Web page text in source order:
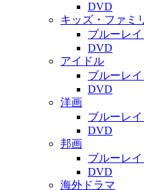
DVD
キッズ・ファミ
ブルーレイ
DVD
アイドル
ブルーレイ
DVD
洋画
ブルーレイ
DVD
邦画
ブルーレイ
DVD
海外ドラマ